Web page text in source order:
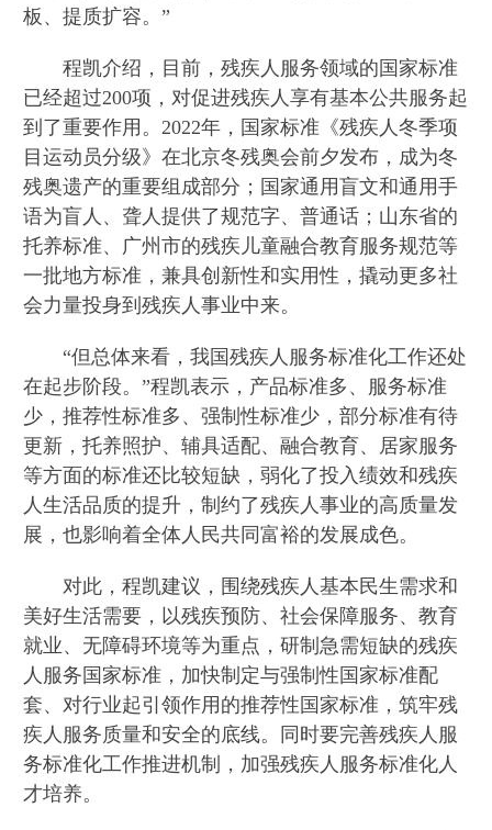
板、提质扩容。”
程凯介绍，目前，残疾人服务领域的国家标准
已经超过200项，对促进残疾人享有基本公共服务起
到了重要作用。2022年，国家标准《残疾人冬季项
目运动员分级》在北京冬残奥会前夕发布，成为冬
残奥遗产的重要组成部分；国家通用盲文和通用手
语为盲人、聋人提供了规范字、普通话；山东省的
托养标准、广州市的残疾儿童融合教育服务规范等
一批地方标准，兼具创新性和实用性，撬动更多社
会力量投身到残疾人事业中来。
“但总体来看，我国残疾人服务标准化工作还处
在起步阶段。”程凯表示，产品标准多、服务标准
少，推荐性标准多、强制性标准少，部分标准有待
更新，托养照护、辅具适配、融合教育、居家服务
等方面的标准还比较短缺，弱化了投入绩效和残疾
人生活品质的提升，制约了残疾人事业的高质量发
展，也影响着全体人民共同富裕的发展成色。
对此，程凯建议，围绕残疾人基本民生需求和
美好生活需要，以残疾预防、社会保障服务、教育
就业、无障碍环境等为重点，研制急需短缺的残疾
人服务国家标准，加快制定与强制性国家标准配
套、对行业起引领作用的推荐性国家标准，筑牢残
疾人服务质量和安全的底线。同时要完善残疾人服
务标准化工作推进机制，加强残疾人服务标准化人
才培养。